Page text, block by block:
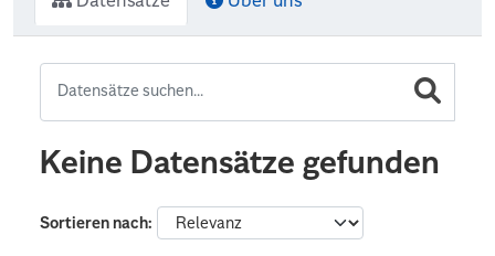
Keine Datensätze gefunden
Sortieren nach